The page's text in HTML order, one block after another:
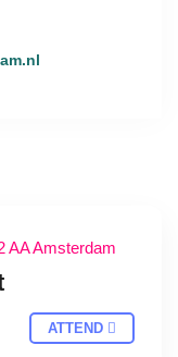
AA Amsterdam
ATTEND